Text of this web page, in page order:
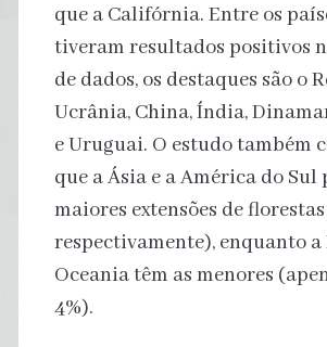
que a Califórnia. Entre os
tiveram resultados positivos
de dados, os destaques são o
Ucrânia, China, Índia,
e Uruguai. O estudo também
que a Ásia e a América do Sul
maiores extensões de florestas
respectivamente), enquanto a
Oceania têm as menores
4%).